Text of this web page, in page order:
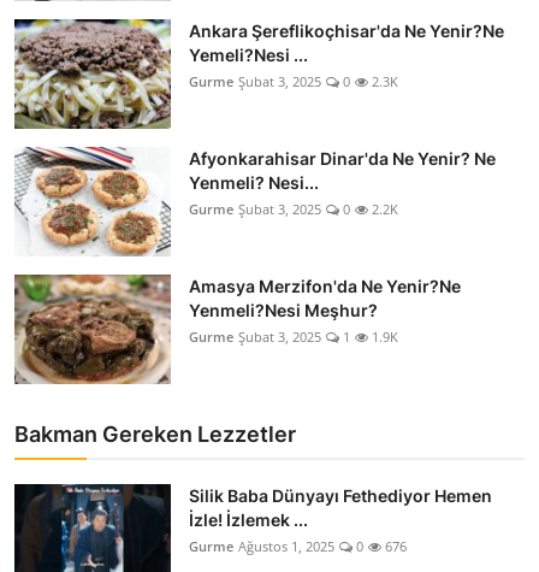
Ankara Şereflikoçhisar'da Ne Yenir?Ne
Yemeli?Nesi ...
Gurme Şubat 3, 2025 0 2.3K
Afyonkarahisar Dinar'da Ne Yenir? Ne
Yenmeli? Nesi...
Gurme Şubat 3, 2025 0 2.2K
Amasya Merzifon'da Ne Yenir?Ne
Yenmeli?Nesi Meşhur?
Gurme Şubat 3, 2025 1 1.9K
Bakman Gereken Lezzetler
Silik Baba Dünyayı Fethediyor Hemen
İzle! İzlemek ...
Gurme Ağustos 1, 2025 0 676